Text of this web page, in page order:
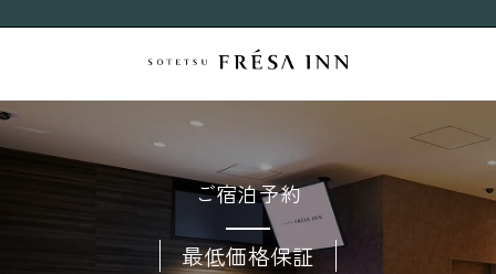
ご宿泊予約
最低価格保証